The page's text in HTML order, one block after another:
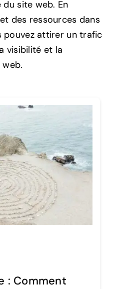
site web. En
des ressources dans
pouvez attirer un trafic
visibilité et la
: Comment